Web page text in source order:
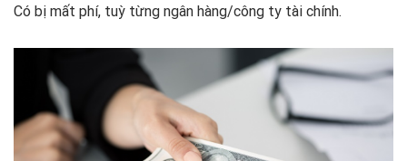
Có bị mất phí, tuỳ từng ngân hàng/công ty tài chính.